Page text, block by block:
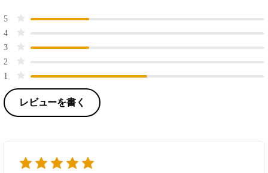
5
4
3
2
1
レビューを書く